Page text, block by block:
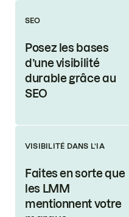
SEO
Posez les bases
d’une visibilité
durable grâce au
SEO
VISIBILITÉ DANS L’IA
Faites en sorte que
les LMM
mentionnent votre